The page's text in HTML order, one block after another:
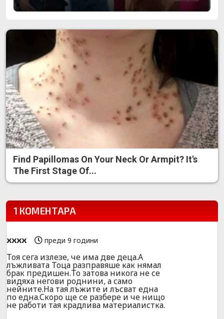
Find Papillomas On Your Neck Or Armpit? It's
The First Stage Of...
1 КОМЕНТАРА
xxxx преди 9 години
Тоя сега излезе, че има две деца.А
лъжливата Тоца разправяше как нямал
брак предишен.То затова никога не се
видяха негови роднини, а само
нейните.На тая лъжите и лъсват една
по една.Скоро ще се разбере и че нищо
не работи тая крадлива материалистка.